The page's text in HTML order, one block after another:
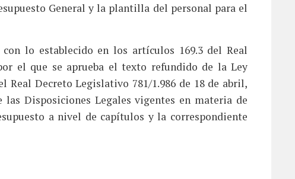
General y la plantilla del personal para el
lo establecido en los artículos 169.3 del Real
el que se aprueba el texto refundido de la Ley
Real Decreto Legislativo 781/1.986 de 18 de abril,
Disposiciones Legales vigentes en materia de
a nivel de capítulos y la correspondiente